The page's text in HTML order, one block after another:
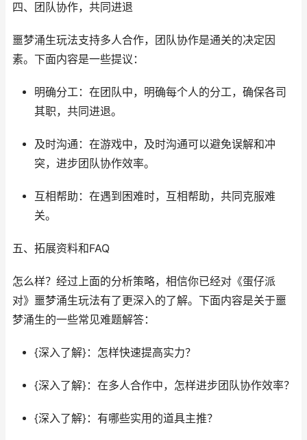
四、团队协作，共同进退
噩梦涌生玩法支持多人合作，团队协作是通关的决定因
素。下面内容是一些提议：
明确分工：在团队中，明确每个人的分工，确保各司
其职，共同进退。
及时沟通：在游戏中，及时沟通可以避免误解和冲
突，进步团队协作效率。
互相帮助：在遇到困难时，互相帮助，共同克服难
关。
五、拓展资料和FAQ
怎么样？经过上面的分析策略，相信你已经对《蛋仔派
对》噩梦涌生玩法有了更深入的了解。下面内容是关于噩
梦涌生的一些常见难题解答：
{深入了解}：怎样快速提高实力？
{深入了解}：在多人合作中，怎样进步团队协作效率？
{深入了解}：有哪些实用的道具主推？